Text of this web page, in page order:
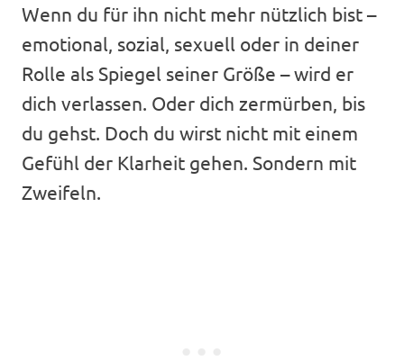
Wenn du für ihn nicht mehr nützlich bist –
emotional, sozial, sexuell oder in deiner
Rolle als Spiegel seiner Größe – wird er
dich verlassen. Oder dich zermürben, bis
du gehst. Doch du wirst nicht mit einem
Gefühl der Klarheit gehen. Sondern mit
Zweifeln.